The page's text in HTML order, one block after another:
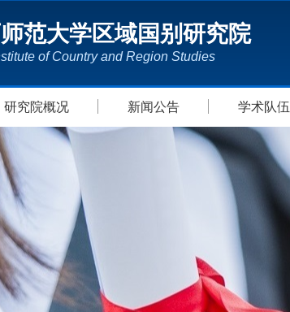
范大学区域国别研究院
of Country and Region Studies
研究院概况 新闻公告 学术队伍